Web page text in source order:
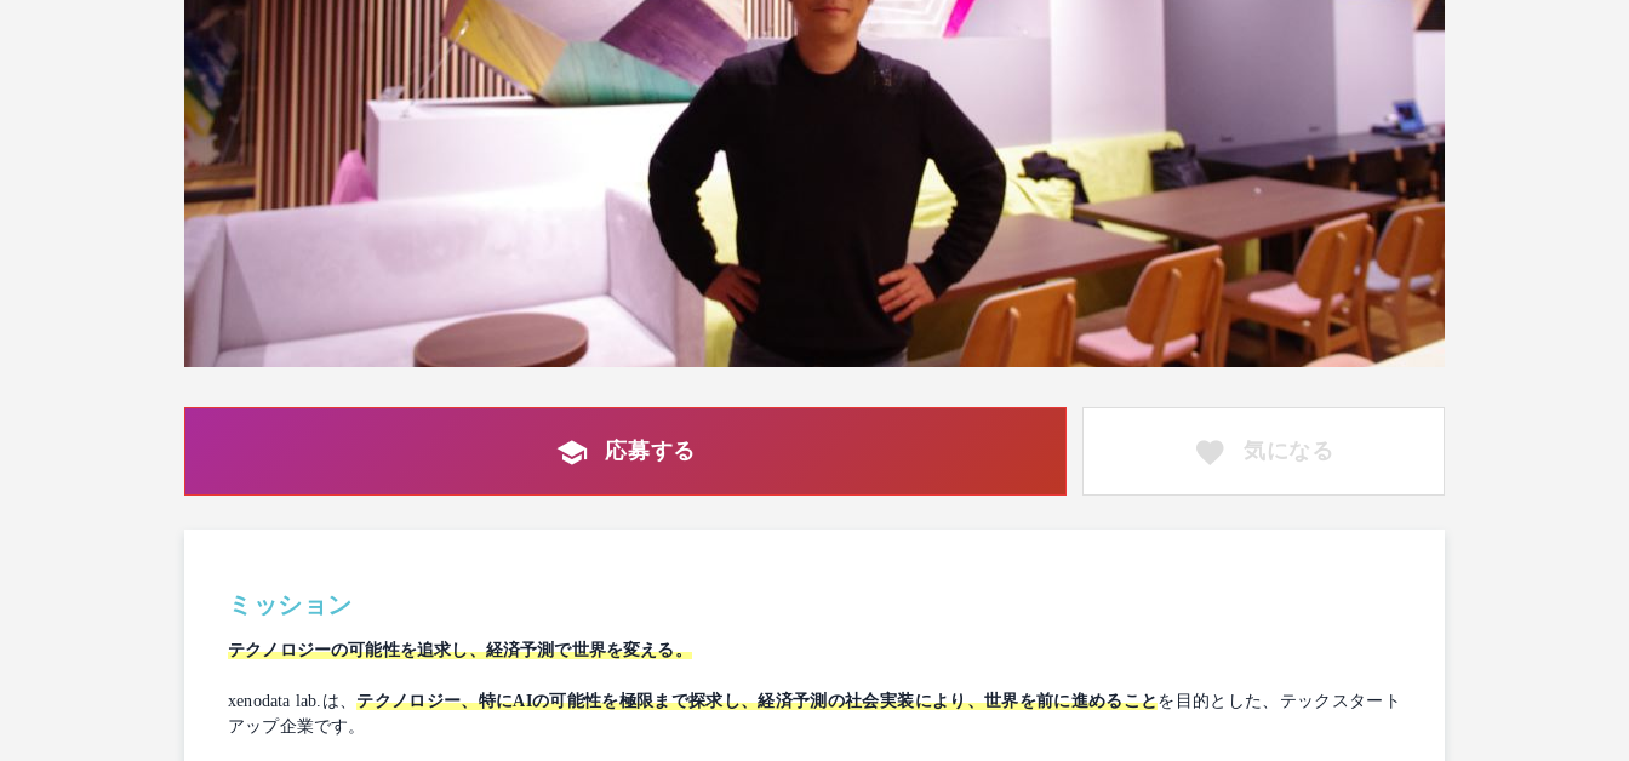
応募する 気になる
ミッション
テクノロジーの可能性を追求し、経済予測で世界を変える。
xenodata lab.は、テクノロジー、特にAIの可能性を極限まで探求し、経済予測の社会実装により、世界を前に進めることを目的とした、テックスタート
アップ企業です。